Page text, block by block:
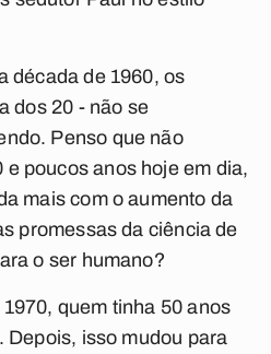
década de 1960, os
dos 20 - não se
Penso que não
poucos anos hoje em dia,
mais com o aumento da
promessas da ciência de
o ser humano?
quem tinha 50 anos
Depois, isso mudou para